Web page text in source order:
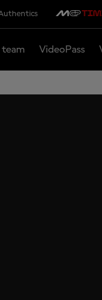
team VideoPass